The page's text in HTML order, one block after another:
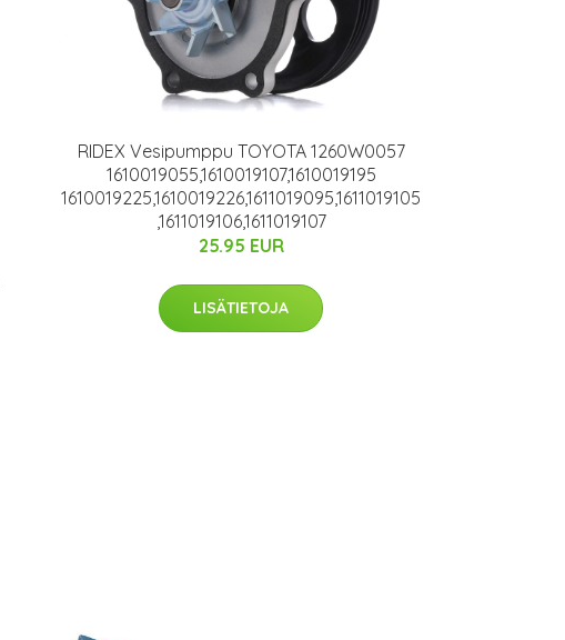
RIDEX Vesipumppu TOYOTA 1260W0057
1610019055,1610019107,1610019195
1610019225,1610019226,1611019095,1611019105
,1611019106,1611019107
25.95 EUR
LISÄTIETOJA